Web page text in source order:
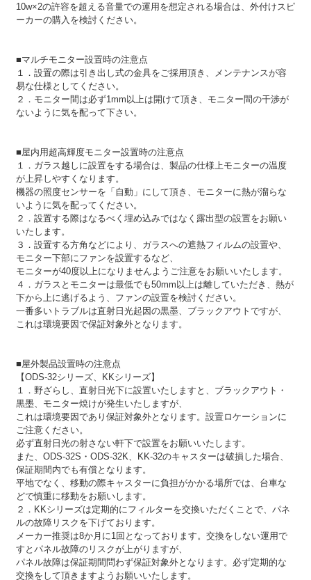
10w×2の許容を超える音量での運用を想定される場合は、外付けスピ
ーカーの購入を検討ください。
■マルチモニター設置時の注意点
１．設置の際は引き出し式の金具をご採用頂き、メンテナンスが容
易な仕様としてください。
２．モニター間は必ず1mm以上は開けて頂き、モニター間の干渉が
ないように気を配って下さい。
■屋内用超高輝度モニター設置時の注意点
１．ガラス越しに設置をする場合は、製品の仕様上モニターの温度
が上昇しやすくなります。
機器の照度センサーを「自動」にして頂き、モニターに熱が溜らな
いように気を配ってください。
２．設置する際はなるべく埋め込みではなく露出型の設置をお願い
いたします。
３．設置する方角などにより、ガラスへの遮熱フィルムの設置や、
モニター下部にファンを設置するなど、
モニターが40度以上になりませんようご注意をお願いいたします。
４．ガラスとモニターは最低でも50mm以上は離していただき、熱が
下から上に逃げるよう、ファンの設置を検討ください。
一番多いトラブルは直射日光起因の黒墨、ブラックアウトですが、
これは環境要因で保証対象外となります。
■屋外製品設置時の注意点
【ODS-32シリーズ、KKシリーズ】
１．野ざらし、直射日光下に設置いたしますと、ブラックアウト・
黒墨、モニター焼けが発生いたしますが、
これは環境要因であり保証対象外となります。設置ロケーションに
ご注意ください。
必ず直射日光の射さない軒下で設置をお願いいたします。
また、ODS-32S・ODS-32K、KK-32のキャスターは破損した場合、
保証期間内でも有償となります。
平地でなく、移動の際キャスターに負担がかかる場所では、台車な
どで慎重に移動をお願いします。
２．KKシリーズは定期的にフィルターを交換いただくことで、パネ
ルの故障リスクを下げております。
メーカー推奨は8か月に1回となっております。交換をしない運用で
すとパネル故障のリスクが上がりますが、
パネル故障は保証期間問わず保証対象外となります。必ず定期的な
交換をして頂きますようお願いいたします。